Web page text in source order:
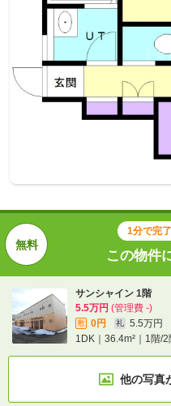
1分で完
この物件
サンシャイン 1階
5.5万円 (管理費 -)
敷 0円 礼
5.5万円
1DK｜36.4m²｜1階/2
他の写真